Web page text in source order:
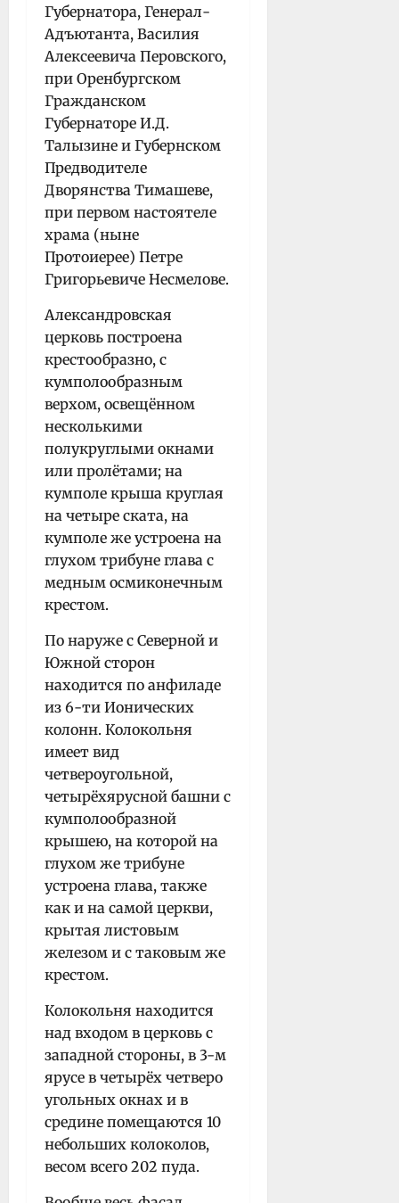
Губернатора, Генерал-
Адъютанта, Василия
Алексеевича Перовского,
при Оренбургском
Гражданском
Губернаторе И.Д.
Талызине и Губернском
Предводителе
Дворянства Тимашеве,
при первом настоятеле
храма (ныне
Протоиерее) Петре
Григорьевиче Несмелове.
Александровская
церковь построена
крестообразно, с
кумполообразным
верхом, освещённом
несколькими
полукруглыми окнами
или пролётами; на
кумполе крыша круглая
на четыре ската, на
кумполе же устроена на
глухом трибуне глава с
медным осмиконечным
крестом.
По наруже с Северной и
Южной сторон
находится по анфиладе
из 6-ти Ионических
колонн. Колокольня
имеет вид
четвероугольной,
четырёхярусной башни с
кумполообразной
крышею, на которой на
глухом же трибуне
устроена глава, также
как и на самой церкви,
крытая листовым
железом и с таковым же
крестом.
Колокольня находится
над входом в церковь с
западной стороны, в 3-м
ярусе в четырёх четверо
угольных окнах и в
средине помещаются 10
небольших колоколов,
весом всего 202 пуда.